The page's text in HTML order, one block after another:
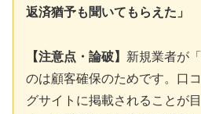
返済猶予も聞いてもらえた」
【注意点・論破】 新規業者が
のは顧客確保のためです。口
グサイトに掲載されることが